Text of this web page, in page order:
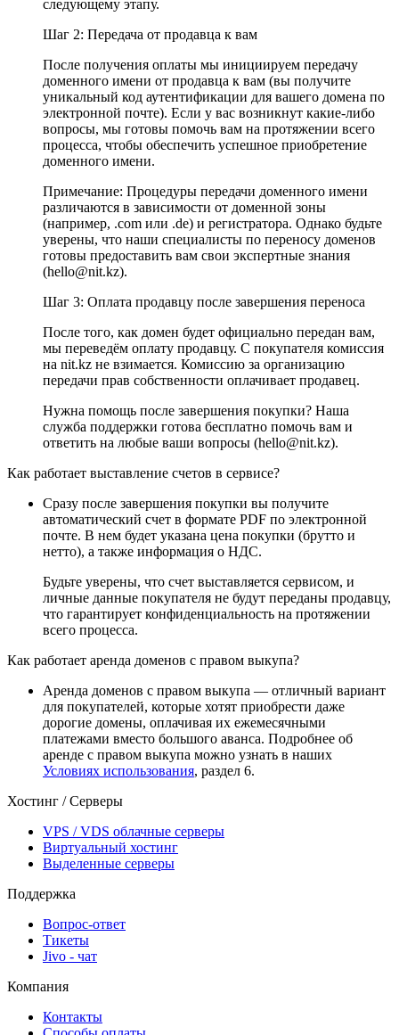
следующему этапу.
Шаг 2: Передача от продавца к вам
После получения оплаты мы инициируем передачу
доменного имени от продавца к вам (вы получите
уникальный код аутентификации для вашего домена по
электронной почте). Если у вас возникнут какие-либо
вопросы, мы готовы помочь вам на протяжении всего
процесса, чтобы обеспечить успешное приобретение
доменного имени.
Примечание: Процедуры передачи доменного имени
различаются в зависимости от доменной зоны
(например, .com или .de) и регистратора. Однако будьте
уверены, что наши специалисты по переносу доменов
готовы предоставить вам свои экспертные знания
(hello@nit.kz).
Шаг 3: Оплата продавцу после завершения переноса
После того, как домен будет официально передан вам,
мы переведём оплату продавцу. С покупателя комиссия
на nit.kz не взимается. Комиссию за организацию
передачи прав собственности оплачивает продавец.
Нужна помощь после завершения покупки? Наша
служба поддержки готова бесплатно помочь вам и
ответить на любые ваши вопросы (hello@nit.kz).
Как работает выставление счетов в сервисе?
Сразу после завершения покупки вы получите
автоматический счет в формате PDF по электронной
почте. В нем будет указана цена покупки (брутто и
нетто), а также информация о НДС.
Будьте уверены, что счет выставляется сервисом, и
личные данные покупателя не будут переданы продавцу,
что гарантирует конфиденциальность на протяжении
всего процесса.
Как работает аренда доменов с правом выкупа?
Аренда доменов с правом выкупа — отличный вариант
для покупателей, которые хотят приобрести даже
дорогие домены, оплачивая их ежемесячными
платежами вместо большого аванса. Подробнее об
аренде с правом выкупа можно узнать в наших
Условиях использования, раздел 6.
Хостинг / Серверы
VPS / VDS облачные серверы
Виртуальный хостинг
Выделенные серверы
Поддержка
Вопрос-ответ
Тикеты
Jivo - чат
Компания
Контакты